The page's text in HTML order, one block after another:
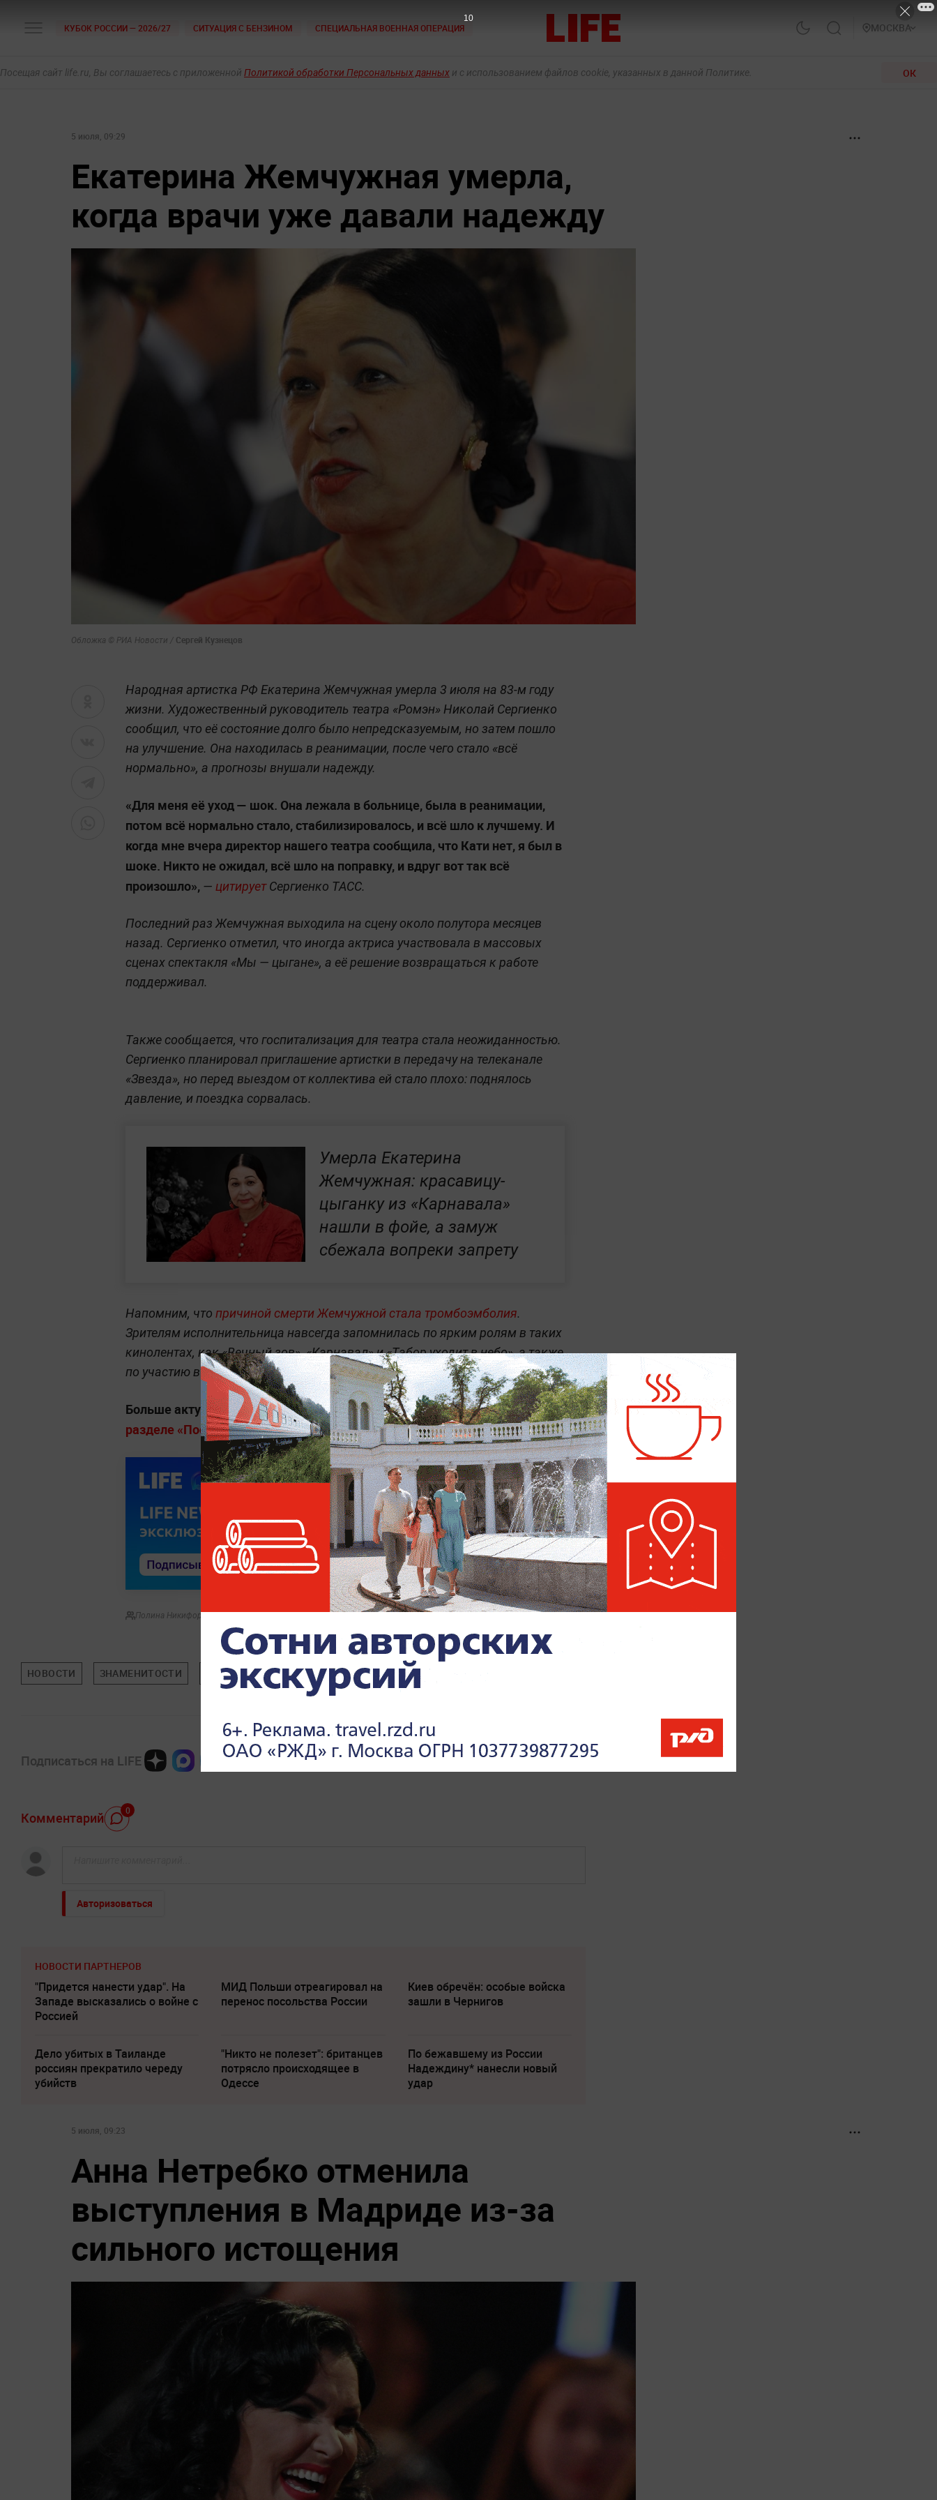
КУБОК РОССИИ — 2026/27 СИТУАЦИЯ С БЕНЗИНОМ СПЕЦИАЛЬНАЯ ВОЕННАЯ ОПЕРАЦИЯ МОСКВА
Посещая сайт life.ru, Вы соглашаетесь с приложенной Политикой обработки Персональных данных и с использованием файлов cookie, указанных в данной Политике. ОК
5 июля, 09:29
Екатерина Жемчужная умерла,
когда врачи уже давали надежду
Обложка © РИА Новости / Сергей Кузнецов
Народная артистка РФ Екатерина Жемчужная умерла 3 июля на 83-м году
жизни. Художественный руководитель театра «Ромэн» Николай Сергиенко
сообщил, что её состояние долго было непредсказуемым, но затем пошло
на улучшение. Она находилась в реанимации, после чего стало «всё
нормально», а прогнозы внушали надежду.
«Для меня её уход — шок. Она лежала в больнице, была в реанимации,
потом всё нормально стало, стабилизировалось, и всё шло к лучшему. И
когда мне вчера директор нашего театра сообщила, что Кати нет, я был в
шоке. Никто не ожидал, всё шло на поправку, и вдруг вот так всё
произошло», — цитируетСергиенко ТАСС.
Последний раз Жемчужная выходила на сцену около полутора месяцев
назад. Сергиенко отметил, что иногда актриса участвовала в массовых
сценах спектакля «Мы — цыгане», а её решение возвращаться к работе
поддерживал.
Также сообщается, что госпитализация для театра стала неожиданностью.
Сергиенко планировал приглашение артистки в передачу на телеканале
«Звезда», но перед выездом от коллектива ей стало плохо: поднялось
давление, и поездка сорвалась.
Умерла Екатерина
Жемчужная: красавицу-
цыганку из «Карнавала»
нашли в фойе, а замуж
сбежала вопреки запрету
Напомним, что причиной смерти Жемчужной стала тромбоэмболия.
Зрителям исполнительница навсегда запомнилась по ярким ролям в таких
кинолентах, как «Вечный зов», «Карнавал» и «Табор уходит в небо», а также
по участию в сериале «Кармелита».
Больше актуальных событий в режиме реального времени —читайте в
разделе «Последние новости» на Life.ru.
Полина Никифорова
НОВОСТИ ЗНАМЕНИТОСТИ ПОП-КУЛЬТУРА
Подписаться на LIFE
Комментарий 0
Авторизоваться
НОВОСТИ ПАРТНЕРОВ
"Придется нанести удар". На
Западе высказались о войне с
Россией
МИД Польши отреагировал на
перенос посольства России
Киев обречён: особые войска
зашли в Чернигов
Дело убитых в Таиланде
россиян прекратило череду
убийств
"Никто не полезет": британцев
потрясло происходящее в
Одессе
По бежавшему из России
Надеждину* нанесли новый
удар
5 июля, 09:23
Анна Нетребко отменила
выступления в Мадриде из-за
сильного истощения
9